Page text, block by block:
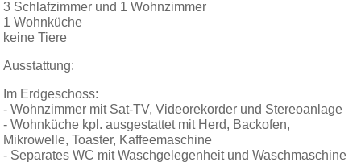
3 Schlafzimmer und 1 Wohnzimmer
1 Wohnküche
keine Tiere
Ausstattung:
Im Erdgeschoss:
- Wohnzimmer mit Sat-TV, Videorekorder und Stereoanlage
- Wohnküche kpl. ausgestattet mit Herd, Backofen,
Mikrowelle, Toaster, Kaffeemaschine
- Separates WC mit Waschgelegenheit und Waschmaschine